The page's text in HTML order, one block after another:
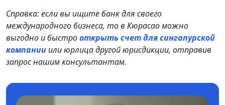
Справка: если вы ищите банк для своего
международного бизнеса, то в Кюрасао можно
выгодно и быстрооткрыть счет для сингапурской
компании или юрлица другой юрисдикции, отправив
запрос нашим консультантам.